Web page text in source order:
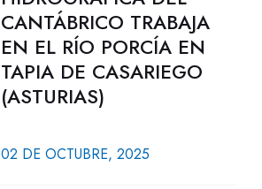
CANTÁBRICO TRABAJA
EN EL RÍO PORCÍA EN
TAPIA DE CASARIEGO
(ASTURIAS)
02 DE OCTUBRE, 2025